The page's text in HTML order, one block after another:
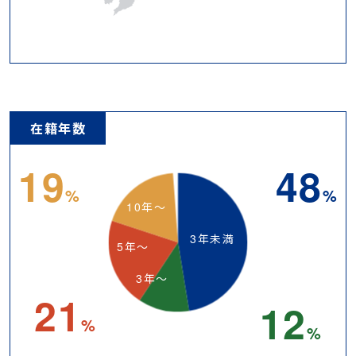
在籍年数
3年未満
48%
3年～
12%
5年～
21 %
10年～
19%